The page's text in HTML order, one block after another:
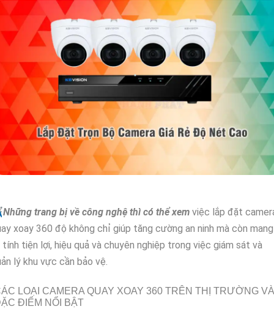
Những trang bị về công nghệ thì có thể xem việc lắp đặt
xoay 360 độ không chỉ giúp tăng cường an ninh mà còn mang
tính tiện lợi, hiệu quả và chuyên nghiệp trong việc giám sát và
lý khu vực cần bảo vệ.
LOẠI CAMERA QUAY XOAY 360 TRÊN THỊ TRƯỜNG VÀ
ĐIỂM NỔI BẬT